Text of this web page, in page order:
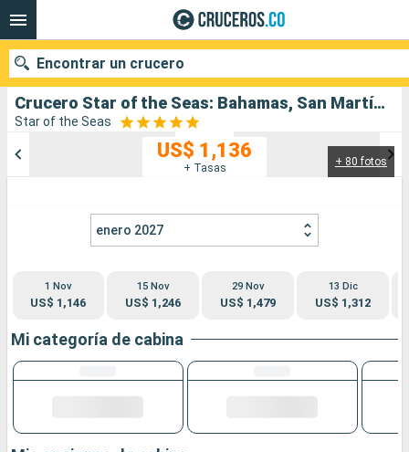
Crucero Star of the Seas: Bahamas, San Martín, Estados Unidos salida desde Puerto Canaveral
Star of the Seas
+ 80 fotos
US$ 1,136
+ Tasas
enero 2027
1 Nov
US$ 1,146
15 Nov
US$ 1,246
29 Nov
US$ 1,479
13 Dic
US$ 1,312
Mi categoría de cabina
Encontrar un crucero
Compañías
Buscar